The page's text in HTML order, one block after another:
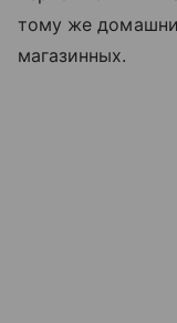
тому же
магазинных.